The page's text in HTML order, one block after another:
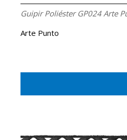
Guipir Poliéster GP024 Arte
Arte Punto